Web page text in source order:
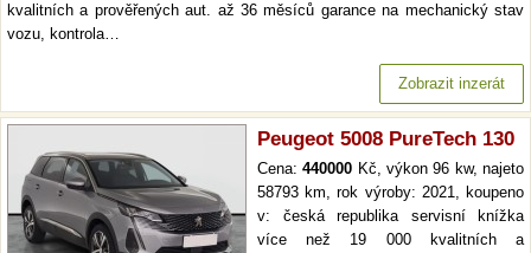
kvalitních a prověřených aut. až 36 měsíců garance na mechanický stav
vozu, kontrola…
Zobrazit inzerát
Peugeot 5008 PureTech 130
Cena:440000 Kč, výkon 96 kw, najeto
58793 km, rok výroby: 2021, koupeno
v: česká republika servisní knížka
více než 19 000 kvalitních a